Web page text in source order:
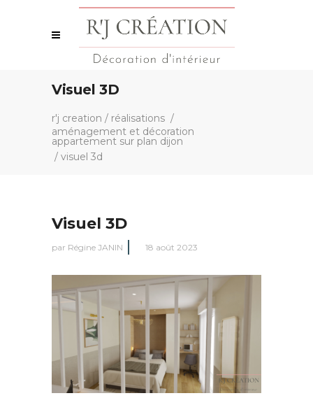
Visuel 3D
r'j creation / réalisations /
aménagement et décoration
appartement sur plan dijon
/ visuel 3d
Visuel 3D
par Régine JANIN 18 août 2023